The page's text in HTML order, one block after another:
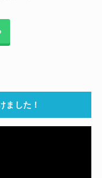
ました！